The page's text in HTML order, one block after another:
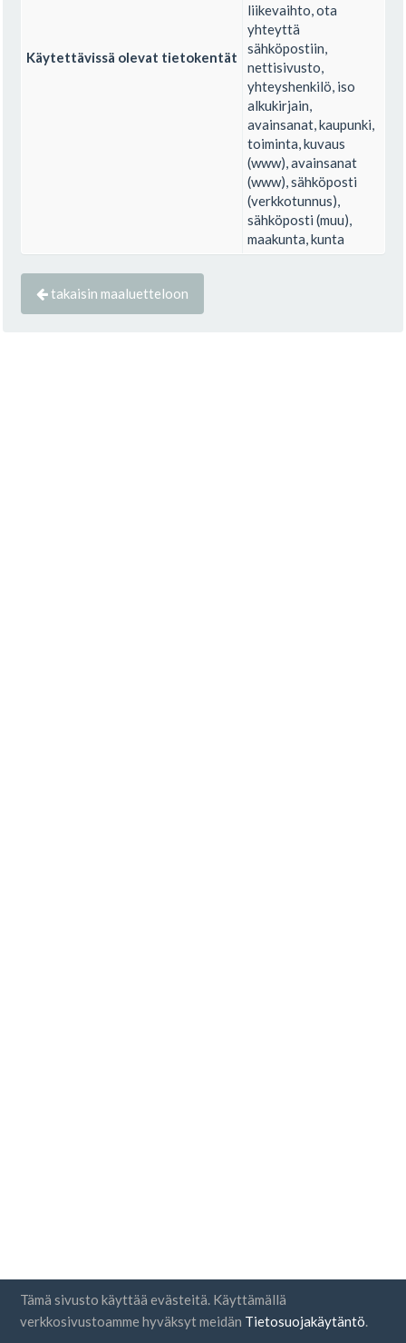
Käytettävissä olevat tietokentät
liikevaihto, ota
yhteyttä
sähköpostiin,
nettisivusto,
yhteyshenkilö, iso
alkukirjain,
avainsanat, kaupunki,
toiminta, kuvaus
(www), avainsanat
(www), sähköposti
(verkkotunnus),
sähköposti (muu),
maakunta, kunta
takaisin maaluetteloon
Tämä sivusto käyttää evästeitä. Käyttämällä
verkkosivustoamme hyväksyt meidän Tietosuojakäytäntö